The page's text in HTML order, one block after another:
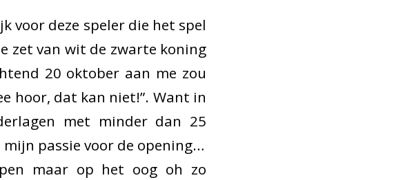
voor deze speler die het spel
zet van wit de zwarte koning
20 oktober aan me zou
hoor, dat kan niet!”. Want in
met minder dan 25
passie voor de opening…
maar op het oog oh zo